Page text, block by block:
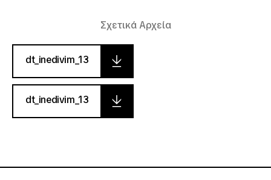
Σχετικά Αρχεία
dt_inedivim_13
dt_inedivim_13